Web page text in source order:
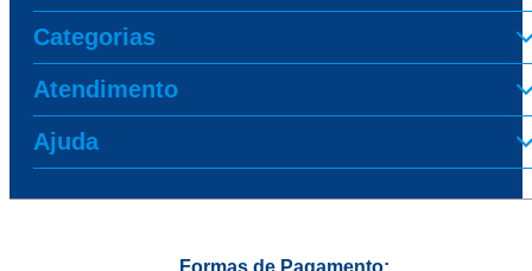
Categorias
Atendimento
Ajuda
Formas de Pagamento: